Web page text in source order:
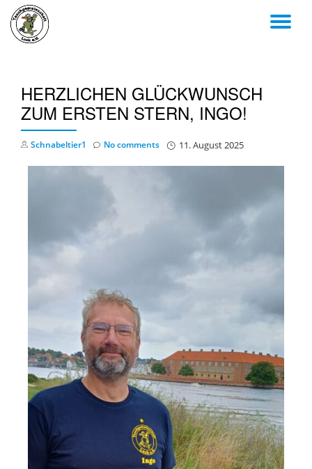
Skip
HERZLICHEN GLÜCKWUNSCH
ZUM ERSTEN STERN, INGO!
Schnabeltier1 11. August 2025
No comments